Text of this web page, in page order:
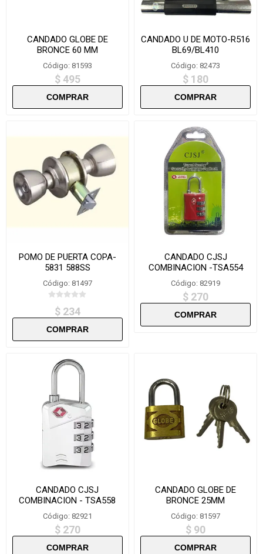
CANDADO GLOBE DE
BRONCE 60 MM
Código: 81593
$ 495
CANDADO U DE MOTO-R516
BL69/BL410
Código: 82473
$ 180
POMO DE PUERTA COPA-
5831 588SS
Código: 81497
$ 234
CANDADO CJSJ
COMBINACION -TSA554
Código: 82919
$ 270
CANDADO CJSJ
COMBINACION - TSA558
Código: 82921
$ 270
CANDADO GLOBE DE
BRONCE 25MM
Código: 81597
$ 90